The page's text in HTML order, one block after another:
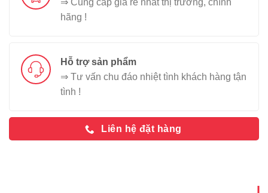
⇒ Cung cấp giá rẻ nhất thị trường, chính
hãng !
Hỗ trợ sản phẩm
⇒ Tư vấn chu đáo nhiệt tình khách hàng tận
tình !
Liên hệ đặt hàng